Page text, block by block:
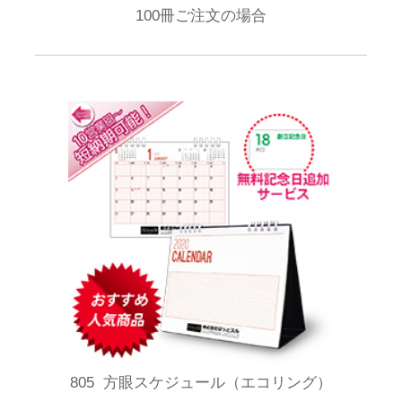
100冊ご注文の場合
805 方眼スケジュール（エコリング）